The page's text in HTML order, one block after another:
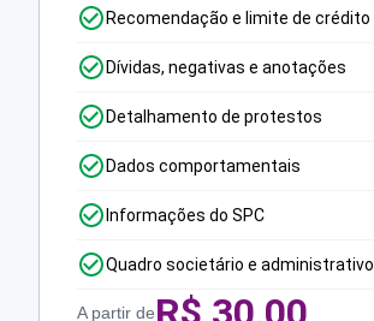
Recomendação e limite de crédito
Dívidas, negativas e anotações
Detalhamento de protestos
Dados comportamentais
Informações do SPC
Quadro societário e administrativo
A partir de